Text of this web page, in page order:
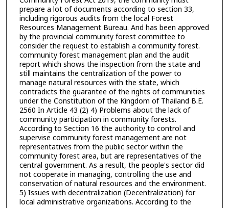
prepare a lot of documents according to section 33,
including rigorous audits from the local Forest
Resources Management Bureau. And has been approved
by the provincial community forest committee to
consider the request to establish a community forest.
community forest management plan and the audit
report which shows the inspection from the state and
still maintains the centralization of the power to
manage natural resources with the state, which
contradicts the guarantee of the rights of communities
under the Constitution of the Kingdom of Thailand B.E.
2560 In Article 43 (2) 4) Problems about the lack of
community participation in community forests.
According to Section 16 the authority to control and
supervise community forest management are not
representatives from the public sector within the
community forest area, but are representatives of the
central government. As a result, the people's sector did
not cooperate in managing, controlling the use and
conservation of natural resources and the environment.
5) Issues with decentralization (Decentralization) for
local administrative organizations. According to the